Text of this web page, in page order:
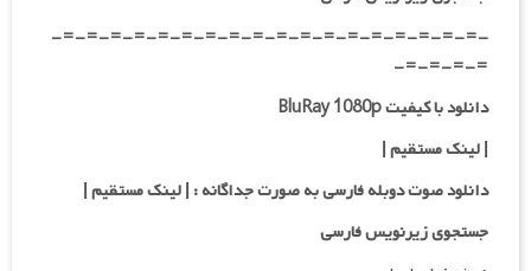
-=-=-=-=-=-=-=-=-=-=-=-=-=-=-=-=-=-=-
=-=-=-=-
دانلود با کیفیت BluRay 1080p
|لینک مستقیم |
دانلود صوت دوبله فارسی به صورت جداگانه : | لینک مستقیم|
جستجوی زیرنویس فارسی